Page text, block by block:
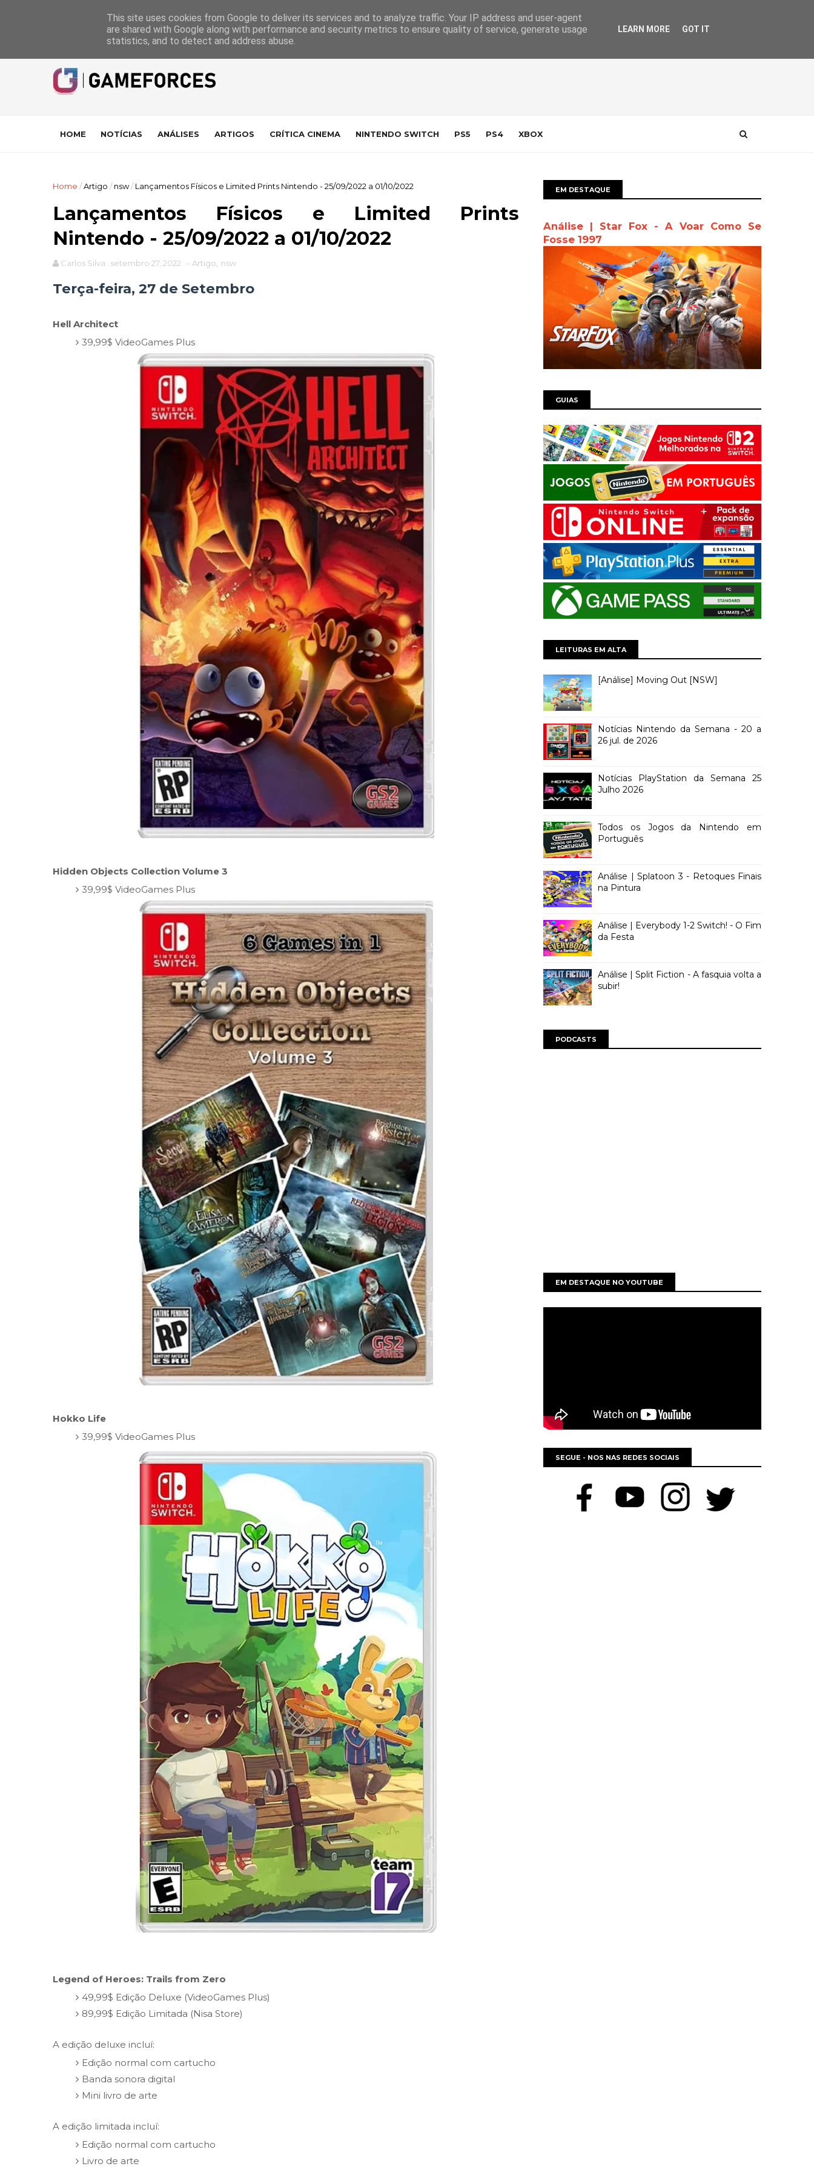
A equipa Pontuações das Análises Suporte da Indústria Contacto
HOME NOTÍCIAS ANÁLISES ARTIGOS CRÍTICA CINEMA NINTENDO SWITCH PS5 PS4 XBOX
Home /Artigo / nsw/ Lançamentos Físicos e Limited Prints Nintendo - 25/09/2022 a 01/10/2022
Lançamentos Físicos e Limited Prints
Nintendo - 25/09/2022 a 01/10/2022
Carlos Silva setembro 27, 2022 - Artigo nsw
Terça-feira, 27 de Setembro
Hell Architect
39,99$ VideoGames Plus
Hidden Objects Collection Volume 3
39,99$ VideoGames Plus
Hokko Life
39,99$ VideoGames Plus
Legend of Heroes: Trails from Zero
49,99$ Edição Deluxe (VideoGames Plus)
89,99$ Edição Limitada (Nisa Store)
A edição deluxe incluí:
Edição normal com cartucho
Banda sonora digital
Mini livro de arte
A edição limitada incluí:
Edição normal com cartucho
Livro de arte
EM DESTAQUE
Análise | Star Fox - A Voar Como Se
Fosse 1997
GUIAS
LEITURAS EM ALTA
[Análise] Moving Out [NSW]
Notícias Nintendo da Semana - 20 a
26 jul. de 2026
Notícias PlayStation da Semana 25
Julho 2026
Todos os Jogos da Nintendo em
Português
Análise | Splatoon 3 - Retoques Finais
na Pintura
Análise | Everybody 1-2 Switch! - O Fim
da Festa
Análise | Split Fiction - A fasquia volta a
subir!
PODCASTS
EM DESTAQUE NO YOUTUBE
SEGUE - NOS NAS REDES SOCIAIS
This site uses cookies from Google to deliver its services and to analyze traffic. Your IP address and user-agent
are shared with Google along with performance and security metrics to ensure quality of service, generate usage
statistics, and to detect and address abuse.
LEARN MORE GOT IT